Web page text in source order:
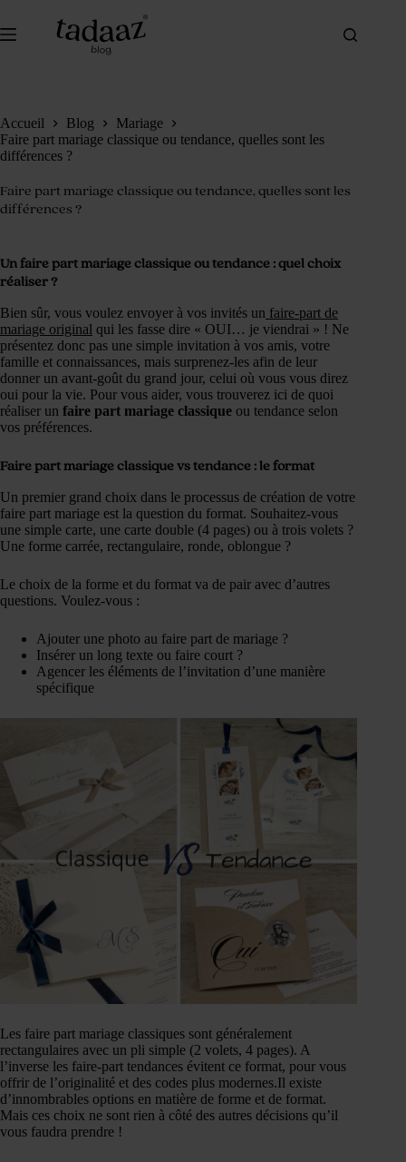
contenu
Accueil Blog
Mariage
Faire part mariage classique ou tendance, quelles sont les
différences ?
Faire part mariage classique ou tendance, quelles sont les
différences ?
Un faire part mariage classique ou tendance : quel choix
réaliser ?
Bien sûr, vous voulez envoyer à vos invités un faire-part de
mariage original qui les fasse dire « OUI… je viendrai » ! Ne
présentez donc pas une simple invitation à vos amis, votre
famille et connaissances, mais surprenez-les afin de leur
donner un avant-goût du grand jour, celui où vous vous direz
oui pour la vie. Pour vous aider, vous trouverez ici de quoi
réaliser un faire part mariage classique ou tendance selon
vos préférences.
Faire part mariage classique vs tendance : le format
Un premier grand choix dans le processus de création de votre
faire part mariage est la question du format. Souhaitez-vous
une simple carte, une carte double (4 pages) ou à trois volets ?
Une forme carrée, rectangulaire, ronde, oblongue ?
Le choix de la forme et du format va de pair avec d’autres
questions. Voulez-vous :
Ajouter une photo au faire part de mariage ?
Insérer un long texte ou faire court ?
Agencer les éléments de l’invitation d’une manière
spécifique
Les faire part mariage classiques sont généralement
rectangulaires avec un pli simple (2 volets, 4 pages). A
l’inverse les faire-part tendances évitent ce format, pour vous
offrir de l’originalité et des codes plus modernes.Il existe
d’innombrables options en matière de forme et de format.
Mais ces choix ne sont rien à côté des autres décisions qu’il
vous faudra prendre !